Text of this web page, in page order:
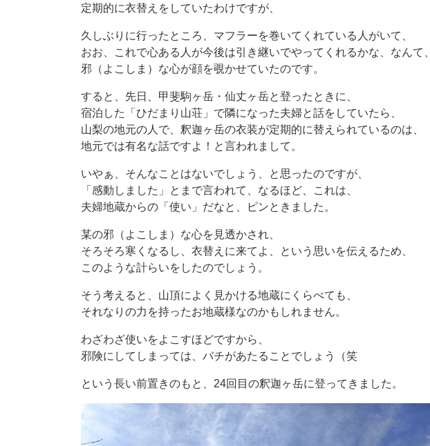
定期的に衣替えをしていたわけですが、
久しぶりに行ったところ、マフラーを巻いてくれている人がいて、
おお、これで心ある人が今後は引き継いでやってくれるかな、なんて、
邪（よこしま）な心が顔を覗かせていたのです。
すると、先日、甲斐駒ヶ岳・仙丈ヶ岳と登ったときに、
宿泊した「ひだまり山荘」で隣になった夫婦と話をしていたら、
山梨の地元の人で、釈迦ヶ岳の衣装が定期的に替えられているのは、
地元では有名な話ですよ！と言われまして。
いやぁ、そんなことはないでしょう、と思ったのですが、
「感動しました」とまで言われて、なるほど、これは、
夫婦地蔵からの「使い」だなと、ピンときました。
某の邪（よこしま）な心を見透かされ、
そろそろ寒くなるし、衣替えに来てよ、という思いを伝えるため、
このような計らいをしたのでしょう。
そう考えると、山頂によく見かける地蔵にくらべても、
それなりの力を持ったお地蔵様なのかもしれません。
わざわざ使いをよこすほどですから、
邪険にしてしまっては、バチがあたることでしょう（笑
という長い前置きのもと、24回目の釈迦ヶ岳に登ってきました。